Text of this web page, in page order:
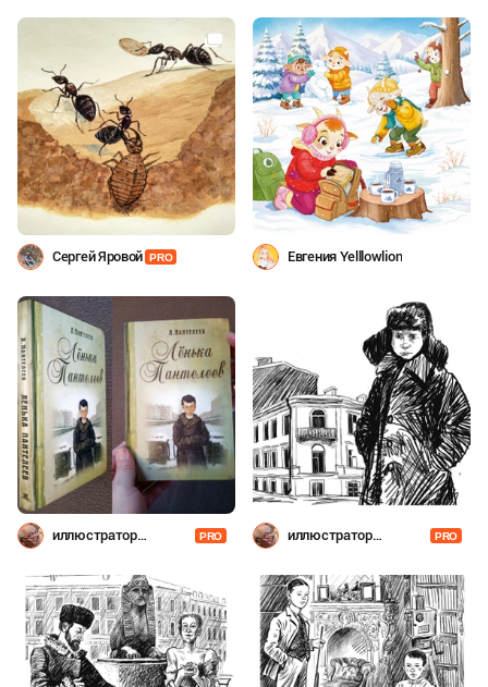
Сергей Яровой PRO Евгения Yelllowlion
иллюстратор
PRO
иллюстратор
PRO